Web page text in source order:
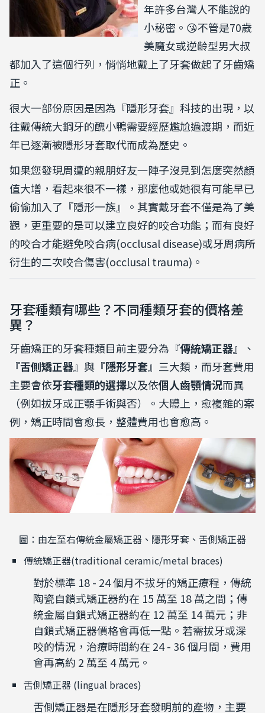
年許多台灣人不能說的
小秘密。😘不管是70歲
美魔女或逆齡型男大叔
都加入了這個行列，悄悄地戴上了牙套做起了牙齒矯
正。
很大一部份原因是因為『隱形牙套』科技的出現，以
往戴傳統大鋼牙的醜小鴨需要經歷尷尬過渡期，而近
年已逐漸被隱形牙套取代而成為歷史。
如果您發現周遭的親朋好友一陣子沒見到怎麼突然顏
值大增，看起來很不一樣，那麼他或她很有可能早已
偷偷加入了『隱形一族』。其實戴牙套不僅是為了美
觀，更重要的是可以建立良好的咬合功能；而有良好
的咬合才能避免咬合病(occlusal disease)或牙周病所
衍生的二次咬合傷害(occlusal trauma)。
牙套種類有哪些？不同種類牙套的價格差
異？
牙齒矯正的牙套種類目前主要分為『傳統矯正器』、
『舌側矯正器』與『隱形牙套』三大類，而牙套費用
主要會依牙套種類的選擇以及依個人齒顎情況而異
（例如拔牙或正顎手術與否）。大體上，愈複雜的案
例，矯正時間會愈長，整體費用也會愈高。
圖：由左至右傳統金屬矯正器、隱形牙套、舌側矯正器
傳統矯正器(traditional ceramic/metal braces)
對於標準 18 - 24 個月不拔牙的矯正療程，傳統
陶瓷自鎖式矯正器約在 15 萬至 18 萬之間；傳
統金屬自鎖式矯正器約在 12 萬至 14 萬元；非
自鎖式矯正器價格會再低一點。若需拔牙或深
咬的情況，治療時間約在 24 - 36 個月間，費用
會再高約 2 萬至 4 萬元。
舌側矯正器 (lingual braces)
舌側矯正器是在隱形牙套發明前的產物，主要